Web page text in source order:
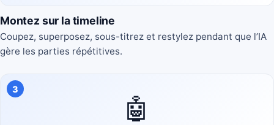
Montez sur la timeline
Coupez, superposez, sous-titrez et restylez pendant que l’IA
gère les parties répétitives.
🤖
3